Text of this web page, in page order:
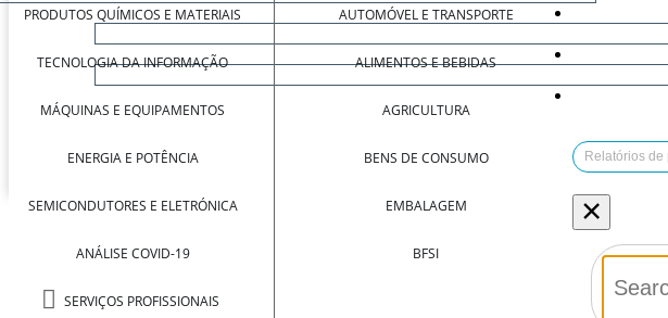
PRODUTOS QUÍMICOS E MATERIAIS
TECNOLOGIA DA INFORMAÇÃO
MÁQUINAS E EQUIPAMENTOS
ENERGIA E POTÊNCIA
SEMICONDUTORES E ELETRÓNICA
ANÁLISE COVID-19
SERVIÇOS PROFISSIONAIS
AUTOMÓVEL E TRANSPORTE
ALIMENTOS E BEBIDAS
AGRICULTURA
BENS DE CONSUMO
EMBALAGEM
BFSI
×